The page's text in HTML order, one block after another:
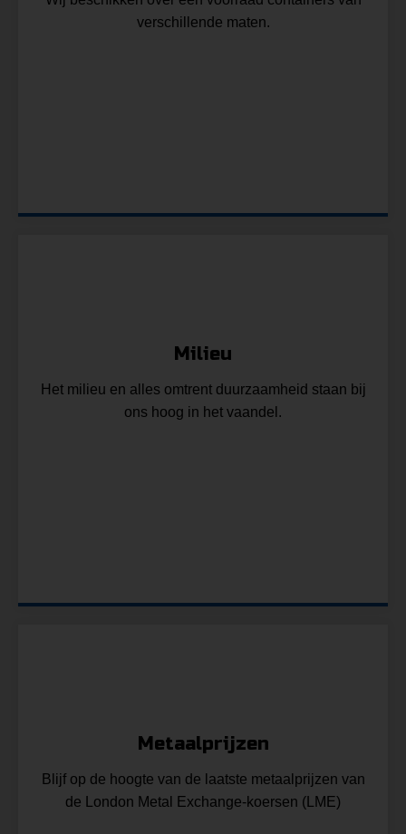
verschillende maten.
Milieu
Het milieu en alles omtrent duurzaamheid staan bij
ons hoog in het vaandel.
Metaalprijzen
Blijf op de hoogte van de laatste metaalprijzen van
de London Metal Exchange-koersen (LME)